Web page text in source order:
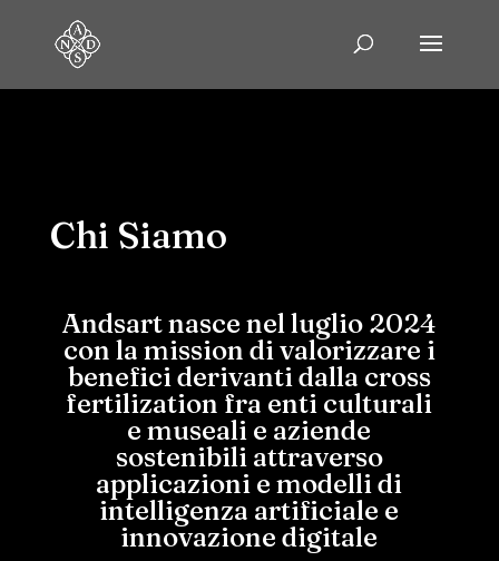
Chi Siamo
Andsart nasce nel luglio 2024
con la mission di valorizzare i
benefici derivanti dalla cross
fertilization fra enti culturali
e museali e aziende
sostenibili attraverso
applicazioni e modelli di
intelligenza artificiale e
innovazione digitale